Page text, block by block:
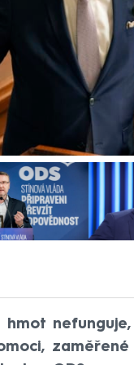
hmot